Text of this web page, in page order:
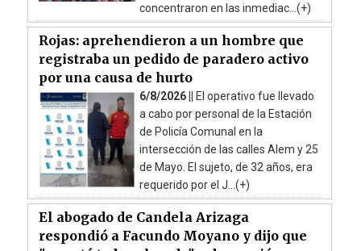
concentraron en las inmediac...(+)
Rojas: aprehendieron a un hombre que
registraba un pedido de paradero activo
por una causa de hurto
6/8/2026 ||
El operativo fue llevado
a cabo por personal de la Estación
de Policía Comunal en la
intersección de las calles Alem y 25
de Mayo. El sujeto, de 32 años, era
requerido por el J...(+)
El abogado de Candela Arizaga
respondió a Facundo Moyano y dijo que